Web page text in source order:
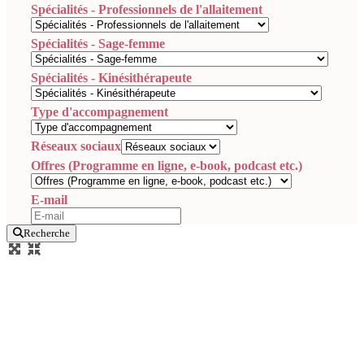
Spécialités - Professionnels de l'allaitement
Spécialités - Sage-femme
Spécialités - Kinésithérapeute
Type d'accompagnement
Réseaux sociaux
Offres (Programme en ligne, e-book, podcast etc.)
E-mail
Recherche